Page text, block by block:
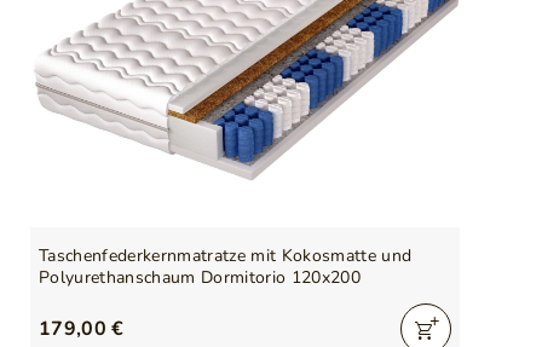
Taschenfederkernmatratze mit Kokosmatte und
Polyurethanschaum Dormitorio 120x200
179,00 €